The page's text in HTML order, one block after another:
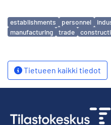
Avainsanat
establishments personnel
manufacturing
trade
Tietueen kaikki tiedot